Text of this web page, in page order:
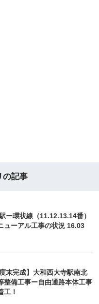
の記事
ー環状線（11.12.13.14番）
ューアル工事の状況 16.03
末完成】大和西大寺駅南北
整備工事ー自由通路本体工事
工！